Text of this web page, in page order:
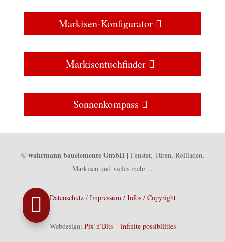
Markisen-Konfigurator
Markisentuchfinder
Sonnenkompass
© wahrmann bauelemente GmbH | Fenster, Türen, Rollladen,
Markisen und vieles mehr…
Datenschutz/ Impressum / Infos / Copyright
Webdesign: Pix’n’Bits – infinite possibilities
